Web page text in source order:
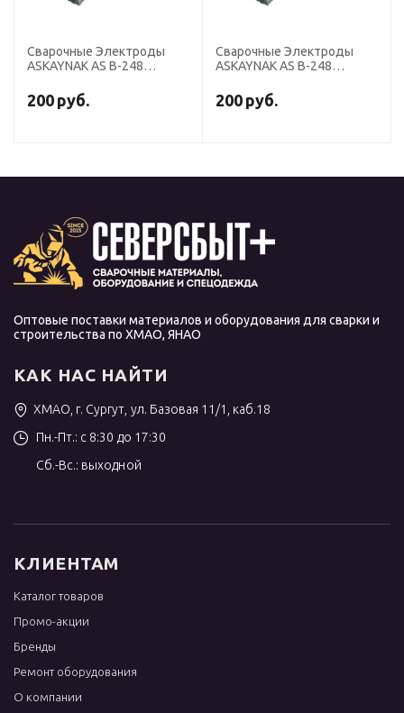
Сварочные Электроды
ASKAYNAK AS B-248
(тип Э50, пост. + перем.
ток, основной)
200 руб.
Сварочные Электроды
ASKAYNAK AS B-248
(тип Э50, пост. + перем.
ток, основной)
200 руб.
Оптовые поставки материалов и оборудования для сварки и
строительства по ХМАО, ЯНАО
КАК НАС НАЙТИ
ХМАО, г. Сургут, ул. Базовая 11/1, каб.18
Пн.-Пт.: с 8:30 до 17:30
Сб.-Вс.: выходной
КЛИЕНТАМ
Каталог товаров
Промо-акции
Бренды
Ремонт оборудования
О компании